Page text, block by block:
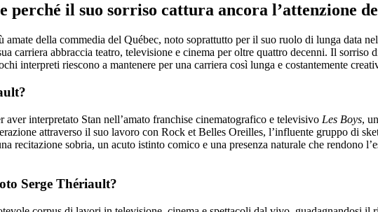
perché il suo sorriso cattura ancora l’attenzione
amate della commedia del Québec, noto soprattutto per il suo ruolo di lunga data
carriera abbraccia teatro, televisione e cinema per oltre quattro decenni. Il
interpreti riescono a mantenere per una carriera così lunga e costantemente
aver interpretato Stan nell’amato franchise cinematografico e televisivo Les Boys,
attraverso il suo lavoro con Rock et Belles Oreilles, l’influente gruppo di
recitazione sobria, un acuto istinto comico e una presenza naturale che rendono
Serge Thériault?